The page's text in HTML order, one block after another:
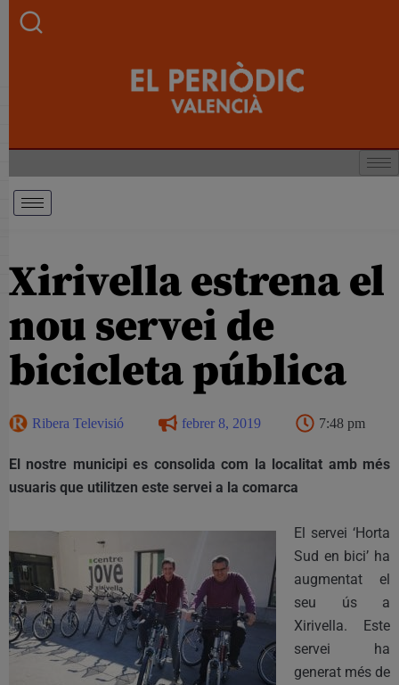
Xirivella estrena el
nou servei de
bicicleta pública
Ribera Televisió febrer 8, 2019 7:48 pm
El nostre municipi es consolida com la localitat amb més
usuaris que utilitzen este servei a la comarca
El servei ‘Horta
Sud en bici’ ha
augmentat el
seu ús a
Xirivella. Este
servei ha
generat més de